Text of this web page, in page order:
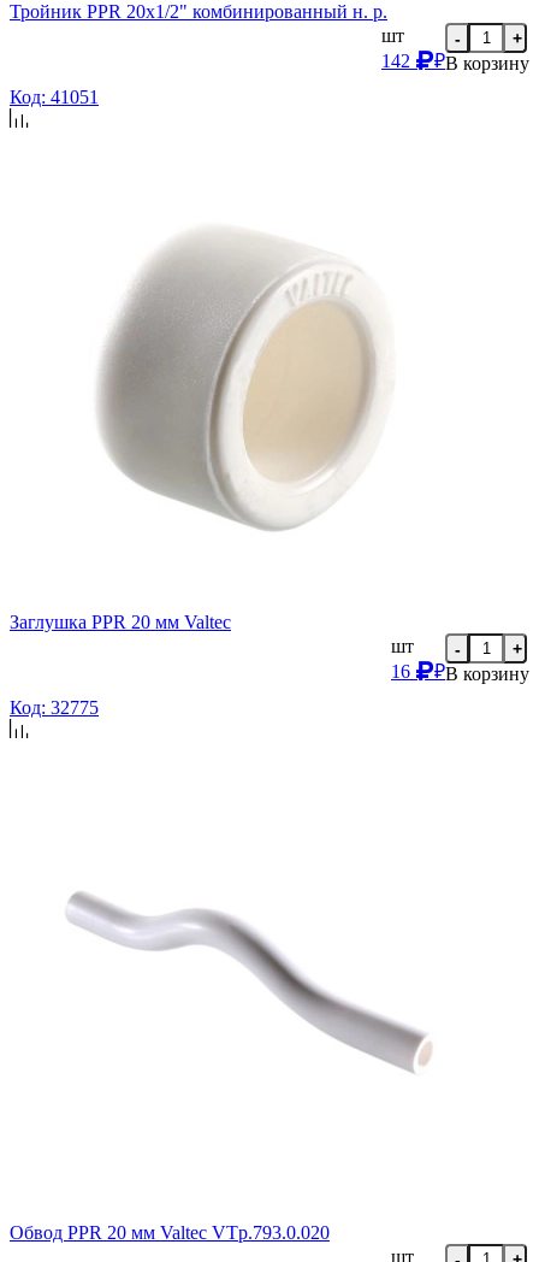
Тройник PPR 20х1/2" комбинированный н. р.
шт
142
₽
- +
В корзину
Код: 41051
Заглушка PPR 20 мм Valtec
шт
16
₽
- +
В корзину
Код: 32775
Обвод PPR 20 мм Valtec VTp.793.0.020
шт